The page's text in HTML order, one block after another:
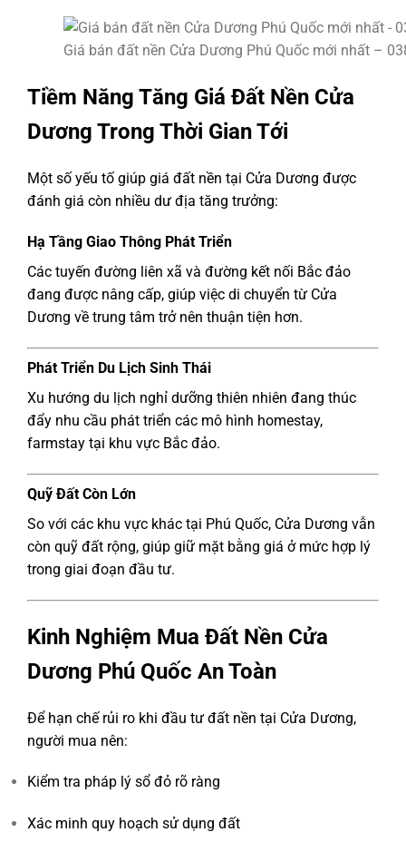
Giá bán đất nền Cửa Dương Phú Quốc mới nhất –
Tiềm Năng Tăng Giá Đất Nền Cửa
Dương Trong Thời Gian Tới
Một số yếu tố giúp giá đất nền tại Cửa Dương được
đánh giá còn nhiều dư địa tăng trưởng:
Hạ Tầng Giao Thông Phát Triển
Các tuyến đường liên xã và đường kết nối Bắc đảo
đang được nâng cấp, giúp việc di chuyển từ Cửa
Dương về trung tâm trở nên thuận tiện hơn.
Phát Triển Du Lịch Sinh Thái
Xu hướng du lịch nghỉ dưỡng thiên nhiên đang thúc
đẩy nhu cầu phát triển các mô hình homestay,
farmstay tại khu vực Bắc đảo.
Quỹ Đất Còn Lớn
So với các khu vực khác tại Phú Quốc, Cửa Dương vẫn
còn quỹ đất rộng, giúp giữ mặt bằng giá ở mức hợp lý
trong giai đoạn đầu tư.
Kinh Nghiệm Mua Đất Nền Cửa
Dương Phú Quốc An Toàn
Để hạn chế rủi ro khi đầu tư đất nền tại Cửa Dương,
người mua nên:
Kiểm tra pháp lý sổ đỏ rõ ràng
Xác minh quy hoạch sử dụng đất